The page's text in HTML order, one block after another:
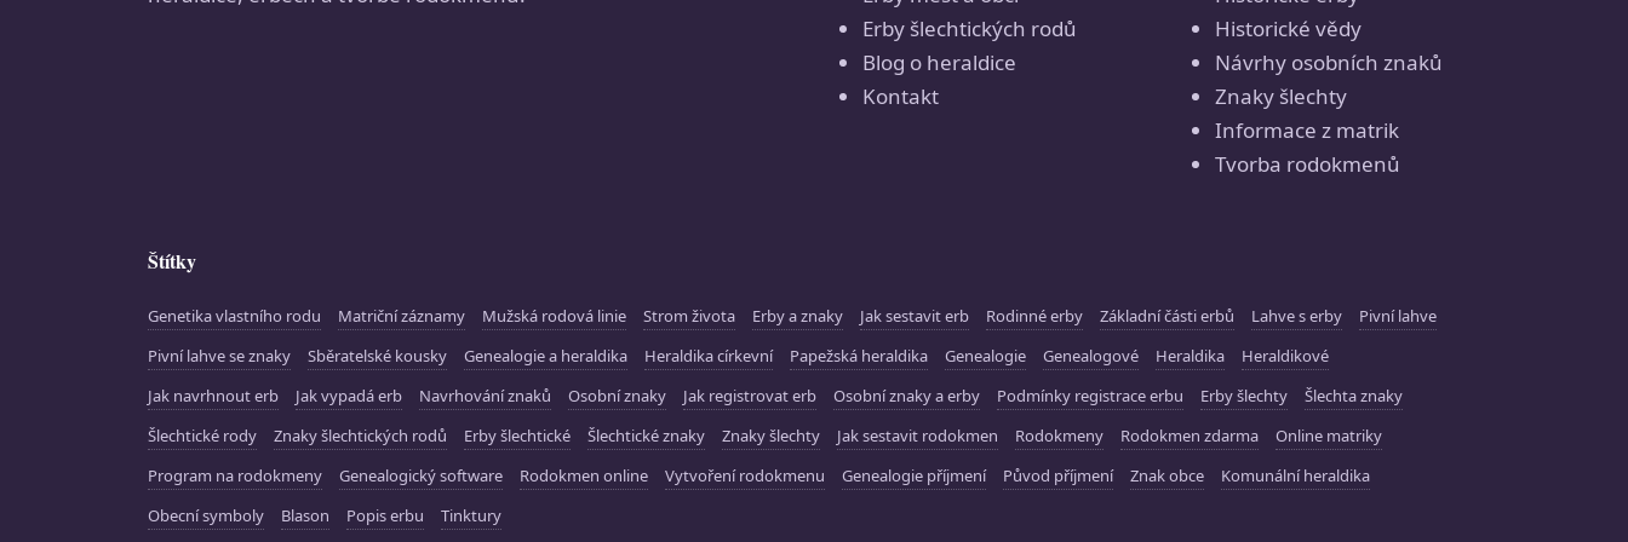
Erby šlechtických rodů
Blog o heraldice
Kontakt
Historické vědy
Návrhy osobních znaků
Znaky šlechty
Informace z matrik
Tvorba rodokmenů
Štítky
Genetika vlastního rodu Matriční záznamy Mužská rodová linie Strom života Erby a znaky Jak sestavit erb Rodinné erby Základní části erbů Lahve s erby
Pivní lahve
Pivní lahve se znaky
Sběratelské kousky Genealogie a heraldika Heraldika církevní Papežská heraldika Genealogie Genealogové Heraldika
Heraldikové
Jak navrhnout erb
Jak vypadá erb Navrhování znaků Osobní znaky Jak registrovat erb Osobní znaky a erby Podmínky registrace erbu Erby šlechty
Šlechta znaky
Šlechtické rody
Znaky šlechtických rodů Erby šlechtické Šlechtické znaky Znaky šlechty Jak sestavit rodokmen Rodokmeny Rodokmen zdarma
Online matriky
Program na rodokmeny
Genealogický software Rodokmen online Vytvoření rodokmenu Genealogie příjmení Původ příjmení Znak obce
Komunální heraldika
Obecní symboly
Blason Popis erbu Tinktury